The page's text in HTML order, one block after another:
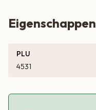
Eigenschappen
PLU
4531